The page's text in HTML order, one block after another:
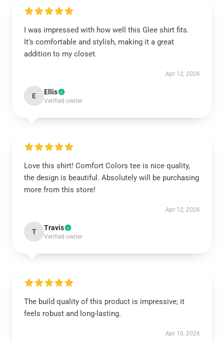
I was impressed with how well this Glee shirt fits.
It’s comfortable and stylish, making it a great
addition to my closet.
Apr 12, 2026
E Ellis
Verified owner
Love this shirt! Comfort Colors tee is nice quality,
the design is beautiful. Absolutely will be purchasing
more from this store!
Apr 12, 2026
T Travis
Verified owner
The build quality of this product is impressive; it
feels robust and long-lasting.
Apr 10, 2026